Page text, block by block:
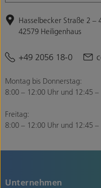
Hasselbecker Straße 2 –
42579 Heiligenhaus
+49 2056 18-0
Montag bis Donnerstag:
8:00 – 12:00 Uhr und 12:45
Freitag:
8:00 – 12:00 Uhr und 12:45
Unternehmen